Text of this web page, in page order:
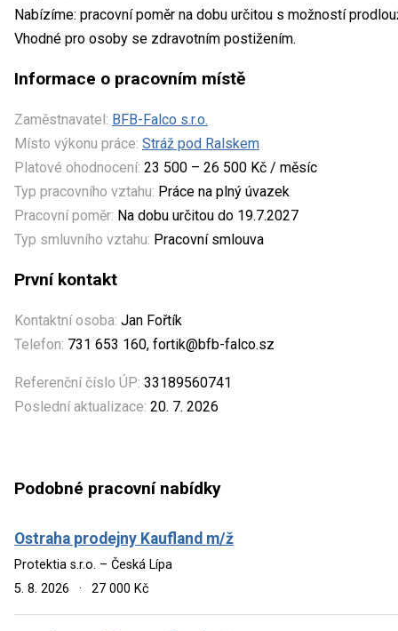
Nabízíme: pracovní poměr na dobu určitou s možností
Vhodné pro osoby se zdravotním postižením.
Informace o pracovním místě
Zaměstnavatel: BFB-Falco s.r.o.
Místo výkonu práce: Stráž pod Ralskem
Platové ohodnocení: 23 500 – 26 500 Kč / měsíc
Typ pracovního vztahu: Práce na plný úvazek
Pracovní poměr: Na dobu určitou do 19.7.2027
Typ smluvního vztahu: Pracovní smlouva
První kontakt
Kontaktní osoba: Jan Fořtík
Telefon: 731 653 160, fortik@bfb-falco.sz
Referenční číslo ÚP: 33189560741
Poslední aktualizace: 20. 7. 2026
Podobné pracovní nabídky
Ostraha prodejny Kaufland m/ž
Protektia s.r.o. – Česká Lípa
5. 8. 2026
· 27 000 Kč